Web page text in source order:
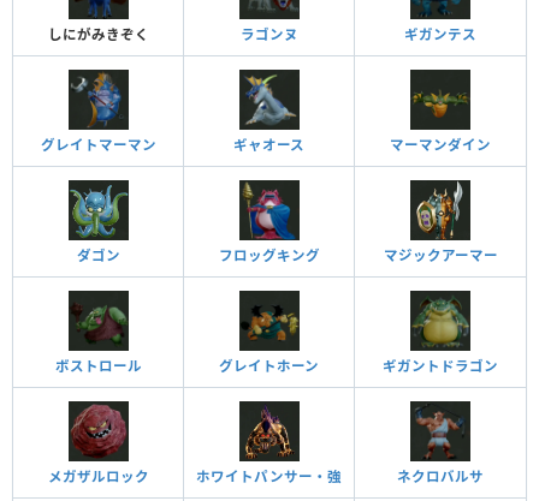
しにがみきぞく ラゴンヌ ギガンテス
グレイトマーマン ギャオース マーマンダイン
ダゴン フロッグキング マジックアーマー
ボストロール グレイトホーン ギガントドラゴン
メガザルロック ホワイトパンサー・強 ネクロバルサ